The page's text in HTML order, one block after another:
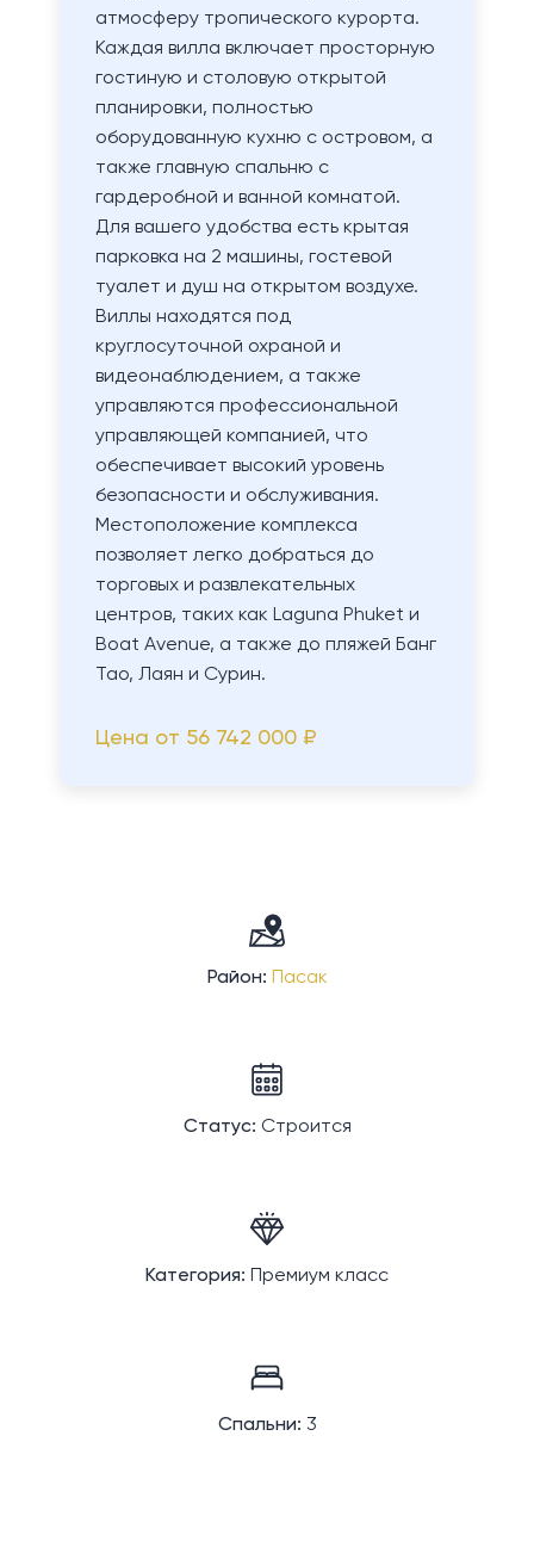
атмосферу тропического курорта.
Каждая вилла включает просторную
гостиную и столовую открытой
планировки, полностью
оборудованную кухню с островом, а
также главную спальню с
гардеробной и ванной комнатой.
Для вашего удобства есть крытая
парковка на 2 машины, гостевой
туалет и душ на открытом воздухе.
Виллы находятся под
круглосуточной охраной и
видеонаблюдением, а также
управляются профессиональной
управляющей компанией, что
обеспечивает высокий уровень
безопасности и обслуживания.
Местоположение комплекса
позволяет легко добраться до
торговых и развлекательных
центров, таких как Laguna Phuket и
Boat Avenue, а также до пляжей Банг
Тао, Лаян и Сурин.
Цена от 56 742 000 ₽
Район: Пасак
Статус: Строится
Категория: Премиум класс
Спальни: 3